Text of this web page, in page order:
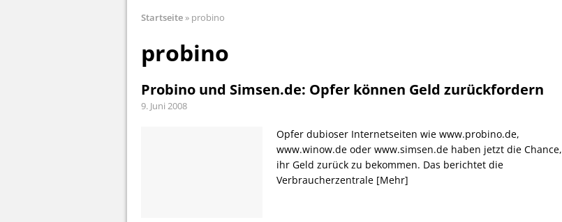
Startseite» probino
probino
Probino und Simsen.de: Opfer können Geld zurückfordern
9. Juni 2008
Opfer dubioser Internetseiten wie www.probino.de,
www.winow.de oder www.simsen.de haben jetzt die Chance,
ihr Geld zurück zu bekommen. Das berichtet die
Verbraucherzentrale [Mehr]